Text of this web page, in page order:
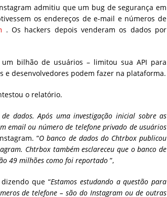
admitiu que um bug de segurança em
os endereços de e-mail e números de
.Os hackers depois venderam os dados por
bilhão de usuários – limitou sua API para
desenvolvedores podem fazer na plataforma.
o relatório.
dados. Após uma investigação inicial sobre as
email ou número de telefone privado de usuários
“O banco de dados do Chtrbox publicou
Chtrbox também esclareceu que o banco de
49 milhões como foi reportado ”,
que “Estamos estudando a questão para
de telefone – são do Instagram ou de outras